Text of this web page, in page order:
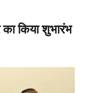
किया शुभारंभ